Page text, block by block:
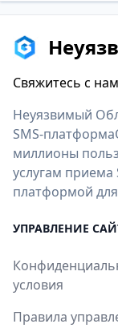
Свяжитесь с
Неуязвимый
SMS-
миллионы
услугам
платформой
УПРАВЛЕНИЕ
условия
Правила